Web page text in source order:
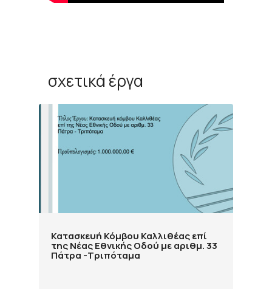
σχετικά έργα
Κατασκευή Κόμβου Καλλιθέας επί
της Νέας Εθνικής Οδού με αριθμ. 33
Πάτρα -Τριπόταμα